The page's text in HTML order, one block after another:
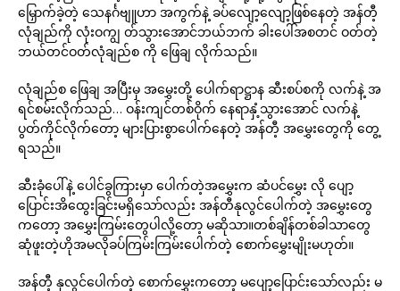
မြှောက်ခဲ့တဲ့ သေနင်္ဂဗျူဟာ အကွက်နဲ့ ခပ်လျော့လျော့ဖြစ်နေတဲ့ အန်တီ့
လုံချည်ကို လုံးဝကျွ တ်သွားအောင်ဘယ်ဘက် ခါးပေါ်အစတင် ဝတ်တဲ့
ဘယ်တင်ဝတ်လုံချည်စ ကို ဖြေချ လိုက်သည်။
လုံချည်စ ဖြေချ အပြီးမှ အမွှေးတို့ ပေါက်ရာဋ္ဌာန ဆီးစပ်စကို လက်နဲ့ အ
ရင်စမ်းလိုက်သည်… ဝန်းကျင်တစ်ဝိုက် နေရာနှံ့သွားအောင် လက်နဲ့
ပွတ်ကိုင်လိုက်တော့ များပြားစွာပေါက်နေတဲ့ အန်တီ့ အမွှေးတွေကို တွေ့
ရသည်။
ဆီးခုံပေါ်နဲ့ ပေါင်ခွကြားမှာ ပေါက်တဲ့အမွှေးက ဆံပင်မွှေး လို ပျော့
ပြောင်းအိထွေးခြင်းမရှိသော်လည်း အန်တီနုလွင်ပေါက်တဲ့ အမွှေးတွေ
ကတော့ အမွှေးကြမ်းတွေပါလို့တော့ မဆိုသာ။တစ်ချိန်တစ်ခါသာတွေ
ဆုံဖူးတဲ့ဟိုအမလိုခပ်ကြမ်းကြမ်းပေါက်တဲ့ စောက်မွှေးမျိုးမဟုတ်။
အန်တီ့ နုလွင်ပေါက်တဲ့ စောက်မွှေးကတော့ မပျော့ပြောင်းသော်လည်း မ